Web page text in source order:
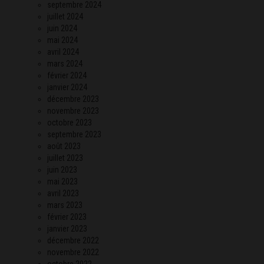
septembre 2024
juillet 2024
juin 2024
mai 2024
avril 2024
mars 2024
février 2024
janvier 2024
décembre 2023
novembre 2023
octobre 2023
septembre 2023
août 2023
juillet 2023
juin 2023
mai 2023
avril 2023
mars 2023
février 2023
janvier 2023
décembre 2022
novembre 2022